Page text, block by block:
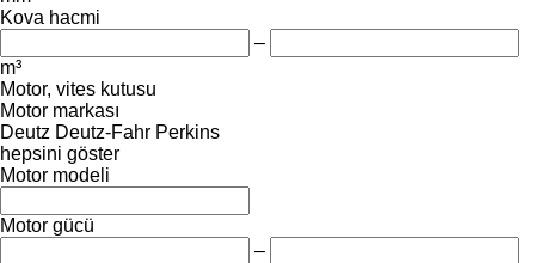
Kova hacmi
–
m³
Motor, vites kutusu
Motor markası
Deutz Deutz-Fahr Perkins
hepsini göster
Motor modeli
Motor gücü
–